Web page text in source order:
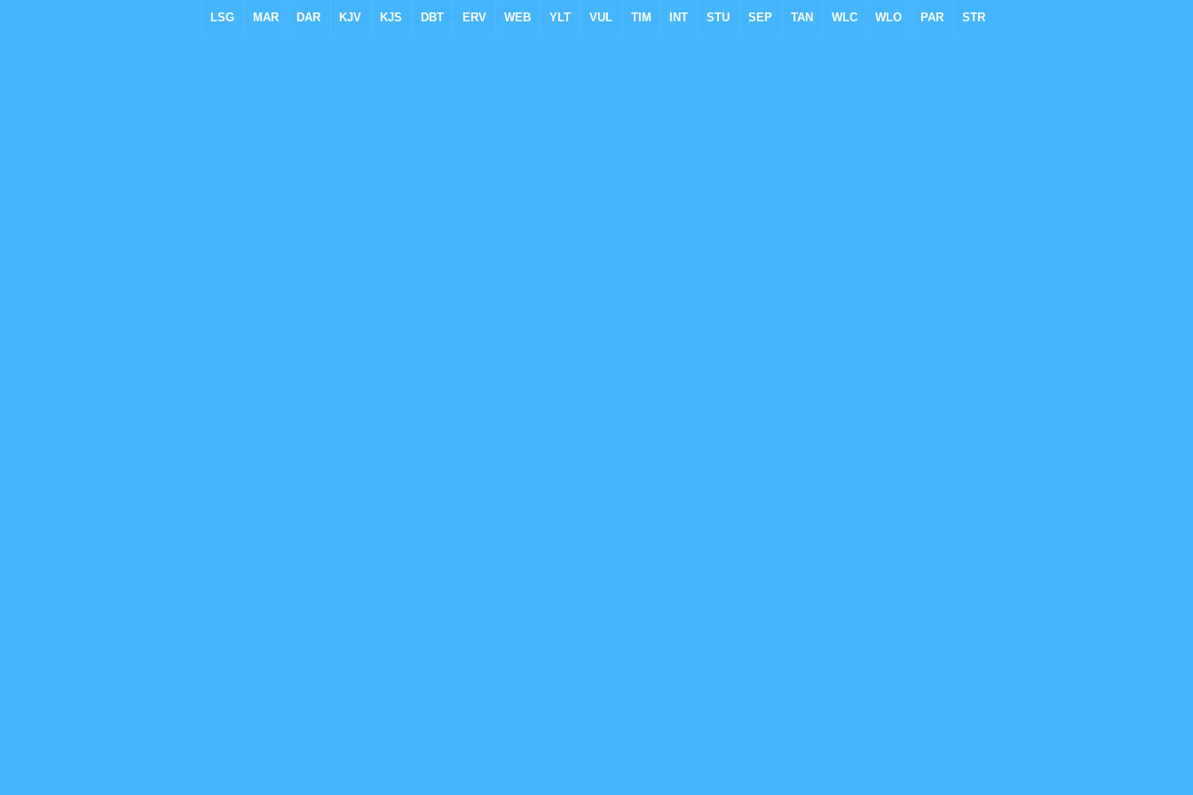
LSG MAR DAR KJV KJS DBT ERV WEB YLT VUL TIM INT STU SEP TAN WLC WLO PAR STR